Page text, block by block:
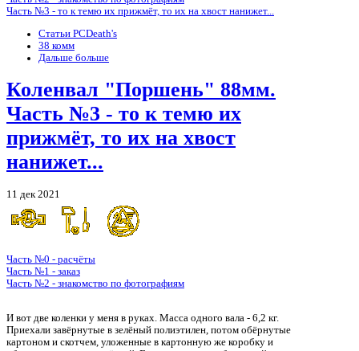
Часть №3 - то к темю их прижмёт, то их на хвост нанижет...
Статьи PCDeath's
38 комм
Дальше больше
Коленвал "Поршень" 88мм.
Часть №3 - то к темю их
прижмёт, то их на хвост
нанижет...
11 дек 2021
Часть №0 - расчёты
Часть №1 - заказ
Часть №2 - знакомство по фотографиям
И вот две коленки у меня в руках. Масса одного вала - 6,2 кг.
Приехали завёрнутые в зелёный полиэтилен, потом обёрнутые
картоном и скотчем, уложенные в картонную же коробку и